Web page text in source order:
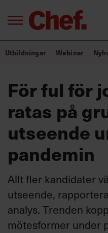
Annonsera
Om oss
Kontakta oss
Kundservice
Bra ledare
Utbildning
Populära
Utbildningar Webinar
För ful för
ratas på
utseende
pandemin
Allt fler kandidater
utseende,
analys. Trenden
mötesformer under